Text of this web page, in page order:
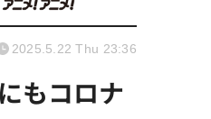
もコロナ
2025.5.22 Thu 23:36